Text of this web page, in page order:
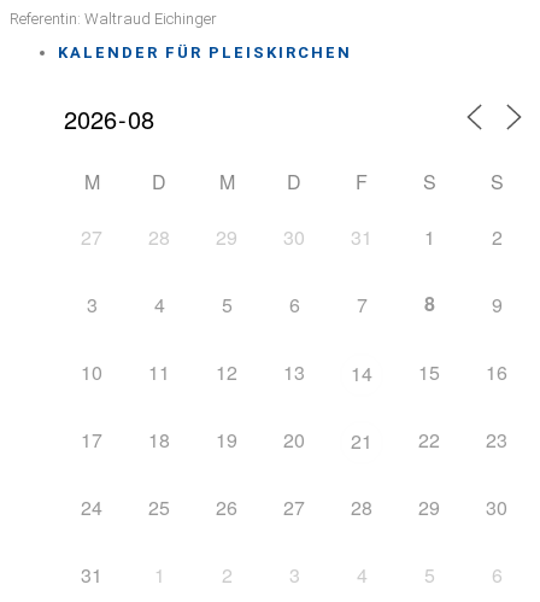
Referentin: Waltraud Eichinger
KALENDER FÜR PLEISKIRCHEN
M D M D F S
S
27
28 29 30 31 1 2
3 4 5 6 7 8 9
10 11 12 13 14 15 16
17 18 19 20 21 22 23
24 25 26 27 28 29 30
31 1 2 3 4 5 6